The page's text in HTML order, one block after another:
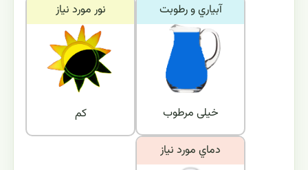
نور مورد نياز
کم
آبياري و رطوبت
خیلی مرطوب
دماي مورد نياز